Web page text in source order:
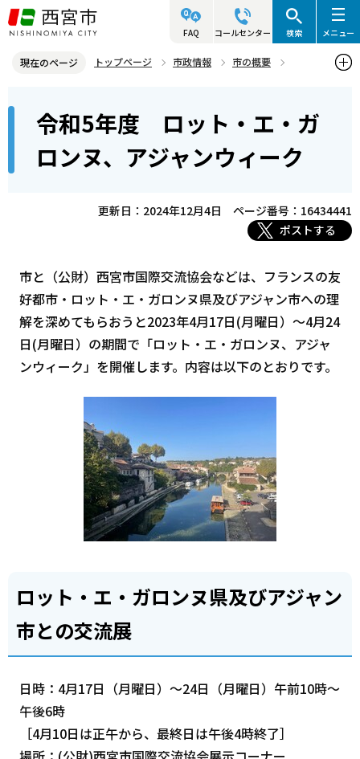
こ
の
ジ
頭
FAQ コールセンター 検索 メニュー
現在のページ トップページ 市政情報
市の概要
友好都市 ロット・エ・ガロンヌ県及びアジャン市（フランス ヌー
ヴェル・アキテーヌ地域圏）
令和5年度 ロット・エ・ガロンヌ、アジャンウィーク
令和5年度 ロット・エ・ガ
ロンヌ、アジャンウィーク
更新日：2024年12月4日
ページ番号：16434441
ポストする
市と（公財）西宮市国際交流協会などは、フランスの友
好都市・ロット・エ・ガロンヌ県及びアジャン市への理
解を深めてもらおうと2023年4月17日(月曜日）～4月24
日(月曜日）の期間で「ロット・エ・ガロンヌ、アジャ
ンウィーク」を開催します。内容は以下のとおりです。
ロット・エ・ガロンヌ県及びアジャン
市との交流展
日時：4月17日（月曜日）～24日（月曜日）午前10時～
午後6時
［4月10日は正午から、最終日は午後4時終了］